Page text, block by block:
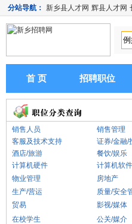
分站导航： 新乡县人才网 辉县人才网
首 页 招聘职位
销售人员 销售管理
客服及技术支持
证券/金融/
酒店/旅游
餐饮/娱乐
计算机硬件
计算机软件
物业管理
房地产
生产/营运
质量/安全
贸易
影视/媒体
在校学生
公关/媒介